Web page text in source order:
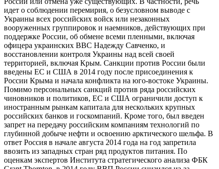
идет о соблюдении перемирия, о безусловном выводе с
Украины всех российских войск или незаконных
вооруженных группировок и наемников, действующих при
поддержке России, об обмене всеми пленными, включая
офицера украинских ВВС Надежду Савченко, и
восстановлении контроля Украины над всей своей
территорией, включая Крым. Санкции против России были
введены ЕС и США в 2014 году после присоединения к
России Крыма и начала конфликта на юго-востоке Украины.
Помимо персональных санкций против ряда российских
чиновников и политиков, ЕС и США ограничили доступ к
иностранным рынкам капитала для нескольких крупных
российских банков и госкомпаний. Кроме того, был введен
запрет на передачу российским компаниям технологий по
глубинной добыче нефти и освоению арктического шельфа. В
ответ Россия в начале августа 2014 года на год запретила
ввозить из западных стран ряд продуктов питания. По
оценкам экспертов Института стратегического анализа ФБК